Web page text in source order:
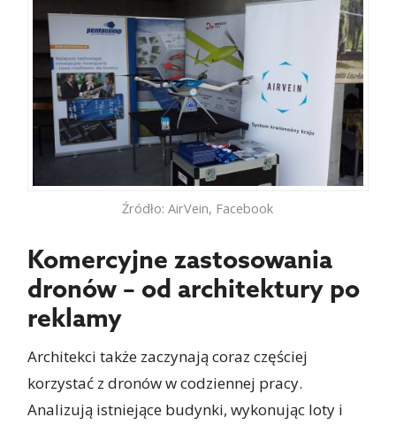
Źródło: AirVein, Facebook
Komercyjne zastosowania
dronów – od architektury po
reklamy
Architekci także zaczynają coraz częściej
korzystać z dronów w codziennej pracy.
Analizują istniejące budynki, wykonując loty i